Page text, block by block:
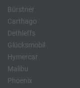
Bürstner
Carthago
Dethleffs
Glücksmobil
Hymercar
Malibu
Phoenix